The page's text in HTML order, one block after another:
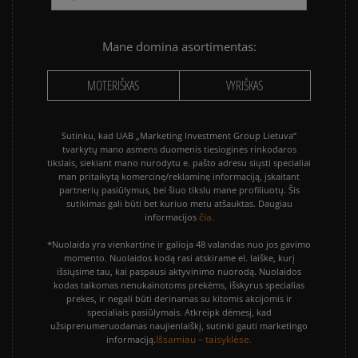
Mane domina asortimentas:
MOTERIŠKAS VYRIŠKAS
Sutinku, kad UAB „Marketing Investment Group Lietuva“
tvarkytų mano asmens duomenis tiesioginės rinkodaros
tikslais, siekiant mano nurodytu e. pašto adresu siųsti specialiai
man pritaikytą komercinę/reklaminę informaciją, įskaitant
partnerių pasiūlymus, bei šiuo tikslu mane profiliuotų. Šis
sutikimas gali būti bet kuriuo metu atšauktas. Daugiau
informacijos čia.
*Nuolaida yra vienkartinė ir galioja 48 valandas nuo jos gavimo
momento. Nuolaidos kodą rasi atskirame el. laiške, kurį
išsiųsime tau, kai paspausi aktyvinimo nuorodą. Nuolaidos
kodas taikomas nenukainotoms prekėms, išskyrus specialias
prekes, ir negali būti derinamas su kitomis akcijomis ir
specialiais pasiūlymais. Atkreipk dėmesį, kad
užsiprenumeruodamas naujienlaiškį, sutinki gauti marketingo
informaciją.Išsamiau – taisyklėse.